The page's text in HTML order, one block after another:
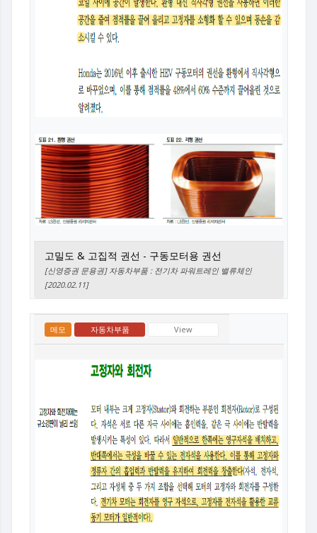
고밀도 & 고집적 권선 - 구동모터용 권선
[신영증권 문용권] 자동차부품 : 전기차 파워트레인 밸류체인
[2020.02.11]
메모 자동차부품 View